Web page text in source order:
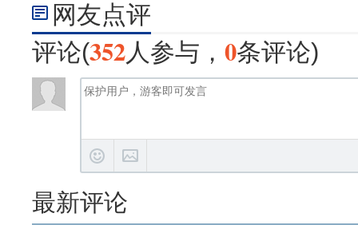
网友点评
评论(352人参与， 0条评论)
最新评论